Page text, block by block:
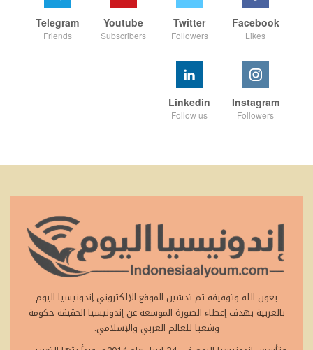
Facebook
Likes
Twitter
Followers
Youtube
Subscribers
Telegram
Friends
Instagram
Followers
Linkedin
Follow us
بعون الله وتوفيقه تم تدشين الموقع الإلكتروني إندونيسيا اليوم
بالعربية بهدف إعطاء الصورة الموسعة عن إندونيسيا الحقيقة حكومة
وشعبا للعالم العربي والإسلامي.